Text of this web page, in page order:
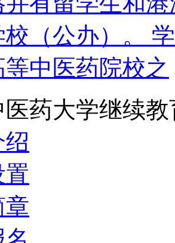
（公办）。
中医药院校之
药大学继续
章